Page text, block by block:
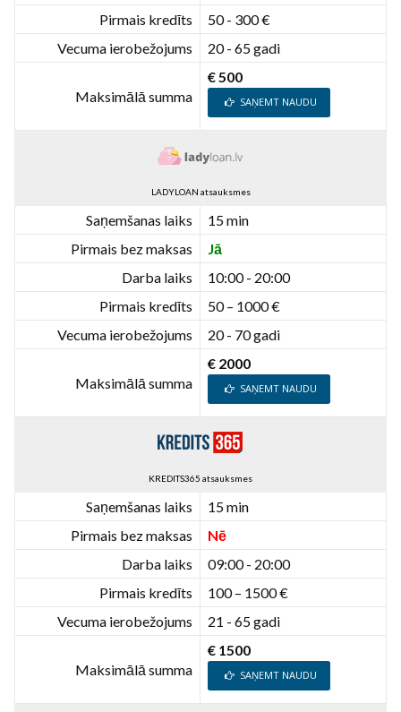
Pirmais kredīts
50 - 300 €
Vecuma ierobežojums
20 - 65 gadi
Maksimālā summa
€ 500
SAŅEMT NAUDU
LADYLOAN atsauksmes
Saņemšanas laiks
15 min
Pirmais bez maksas
Jā
Darba laiks
10:00 - 20:00
Pirmais kredīts
50 – 1000 €
Vecuma ierobežojums
20 - 70 gadi
Maksimālā summa
€ 2000
SAŅEMT NAUDU
KREDITS365 atsauksmes
Saņemšanas laiks
15 min
Pirmais bez maksas
Nē
Darba laiks
09:00 - 20:00
Pirmais kredīts
100 – 1500 €
Vecuma ierobežojums
21 - 65 gadi
Maksimālā summa
€ 1500
SAŅEMT NAUDU